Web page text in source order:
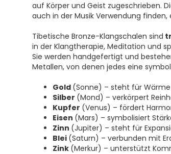
auf Körper und Geist zugeschrieben.
auch in der Musik Verwendung finden,
Tibetische Bronze-Klangschalen sind
in der Klangtherapie, Meditation und
Sie werden handgefertigt und
Metallen, von denen jedes eine
Gold (Sonne) – steht für
Silber (Mond) – verkörpert
Kupfer (Venus) – fördert
Eisen (Mars) – symbolisiert
Zinn (Jupiter) – steht für
Blei (Saturn) – verbunden mit
Zink (Merkur) – unterstützt